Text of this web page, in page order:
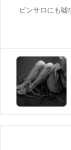
ピンサロにも